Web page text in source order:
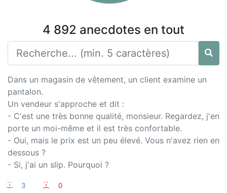
4 892 anecdotes en tout
Dans un magasin de vêtement, un client examine un
pantalon.
Un vendeur s'approche et dit :
- C'est une très bonne qualité, monsieur. Regardez, j'en
porte un moi-même et il est très confortable.
- Oui, mais le prix est un peu élevé. Vous n'avez rien en
dessous ?
- Si, j'ai un slip. Pourquoi ?
:-) 3 :-(
0